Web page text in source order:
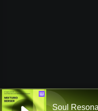
Ш
Soul